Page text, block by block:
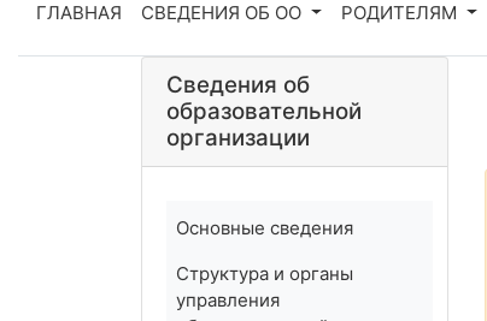
ГЛАВНАЯ СВЕДЕНИЯ ОБ ОО РОДИТЕЛЯМ
Сведения об
образовательной
организации
Основные сведения
Структура и органы
управления